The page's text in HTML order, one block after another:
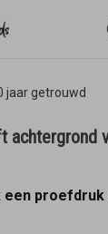
jaar getrouwd
achtergrond
een proefdruk